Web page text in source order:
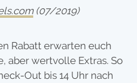
(07/2019)
Rabatt erwarten euch
aber wertvolle Extras. So
Out bis 14 Uhr nach